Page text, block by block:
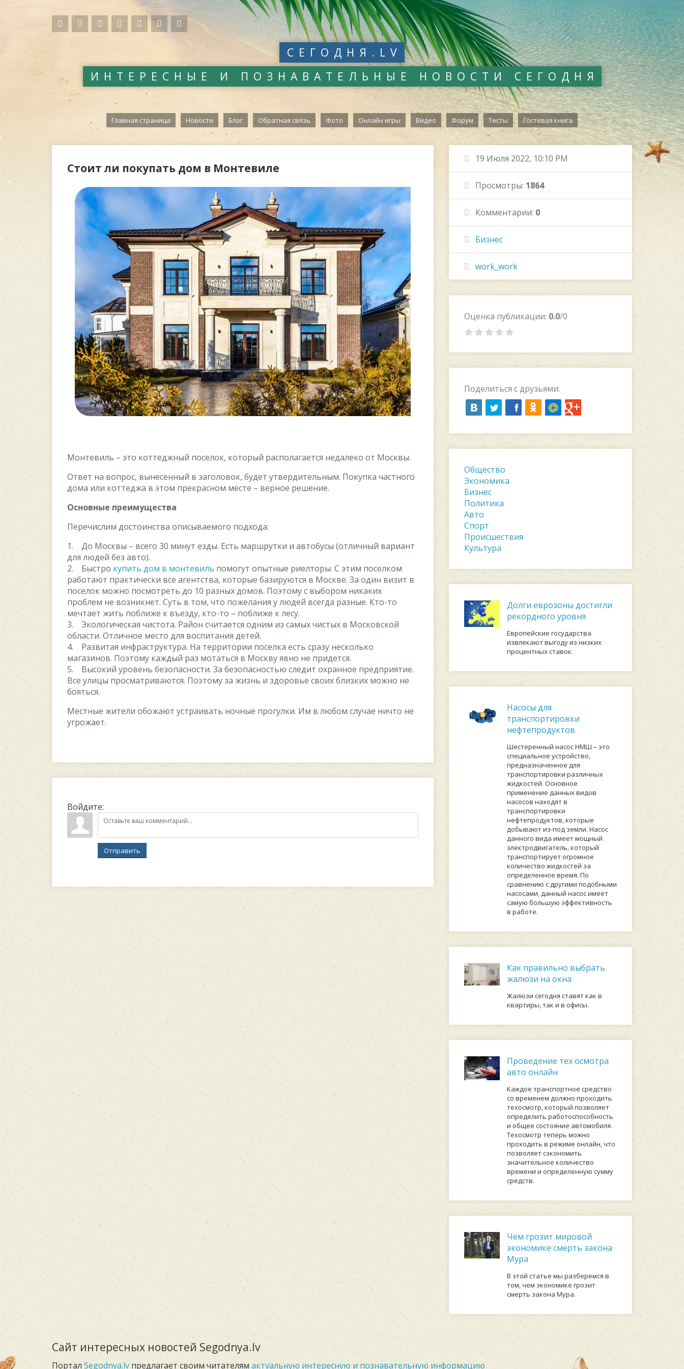
СЕГОДНЯ.LV
ИНТЕРЕСНЫЕ И ПОЗНАВАТЕЛЬНЫЕ НОВОСТИ СЕГОДНЯ
Главная страница Новости Блог Обратная связь Фото Онлайн игры Видео Форум Тесты Гостевая книга
Стоит ли покупать дом в Монтевиле
Монтевиль – это коттеджный поселок, который располагается недалеко от Москвы.
Ответ на вопрос, вынесенный в заголовок, будет утвердительным. Покупка частного
дома или коттеджа в этом прекрасном месте – верное решение.
Основные преимущества
Перечислим достоинства описываемого подхода:
1. До Москвы – всего 30 минут езды. Есть маршрутки и автобусы (отличный вариант
для людей без авто).
2. Быстро купить дом в монтевиль помогут опытные риелторы. С этим поселком
работают практически все агентства, которые базируются в Москве. За один визит в
поселок можно посмотреть до 10 разных домов. Поэтому с выбором никаких
проблем не возникнет. Суть в том, что пожелания у людей всегда разные. Кто-то
мечтает жить поближе к въезду, кто-то – поближе к лесу.
3. Экологическая чистота. Район считается одним из самых чистых в Московской
области. Отличное место для воспитания детей.
4. Развитая инфраструктура. На территории поселка есть сразу несколько
магазинов. Поэтому каждый раз мотаться в Москву явно не придется.
5. Высокий уровень безопасности. За безопасностью следит охранное предприятие.
Все улицы просматриваются. Поэтому за жизнь и здоровье своих близких можно не
бояться.
Местные жители обожают устраивать ночные прогулки. Им в любом случае ничто не
угрожает.
Войдите:
Отправить
19 Июля 2022, 10:10 PM
Просмотры: 1864
Комментарии: 0
Бизнес
work_work
Оценка публикации: 0.0/0
Поделиться с друзьями:
Общество
Экономика
Бизнес
Политика
Авто
Спорт
Происшествия
Культура
Долги еврозоны достигли
рекордного уровня
Европейские государства
извлекают выгоду из низких
процентных ставок.
Насосы для
транспортировки
нефтепродуктов
Шестеренный насос НМШ – это
специальное устройство,
предназначенное для
транспортировки различных
жидкостей. Основное
применение данных видов
насосов находят в
транспортировки
нефтепродуктов, которые
добывают из-под земли. Насос
данного вида имеет мощный
электродвигатель, который
транспортирует огромное
количество жидкостей за
определенное время. По
сравнению с другими подобными
насосами, данный насос имеет
самую большую эффективность
в работе.
Как правильно выбрать
жалюзи на окна
Жалюзи сегодня ставят как в
квартиры, так и в офисы.
Проведение тех осмотра
авто онлайн
Каждое транспортное средство
со временем должно проходить
техосмотр, который позволяет
определить работоспособность
и общее состояние автомобиля.
Техосмотр теперь можно
проходить в режиме онлайн, что
позволяет сэкономить
значительное количество
времени и определенную сумму
средств.
Чем грозит мировой
экономике смерть закона
Мура
В этой статье мы разберемся в
том, чем экономике грозит
смерть закона Мура.
Сайт интересных новостей Segodnya.lv
Портал Segodnya.lv предлагает своим читателямактуальную интересную и познавательную информацию